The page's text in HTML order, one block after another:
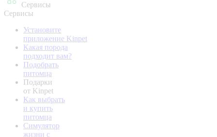
Сервисы
Сервисы
Установите
приложение Kinpet
Какая порода
подходит вам?
Подобрать
питомца
Подарки
от Kinpet
Как выбрать
и купить
питомца
Симулятор
жизни с